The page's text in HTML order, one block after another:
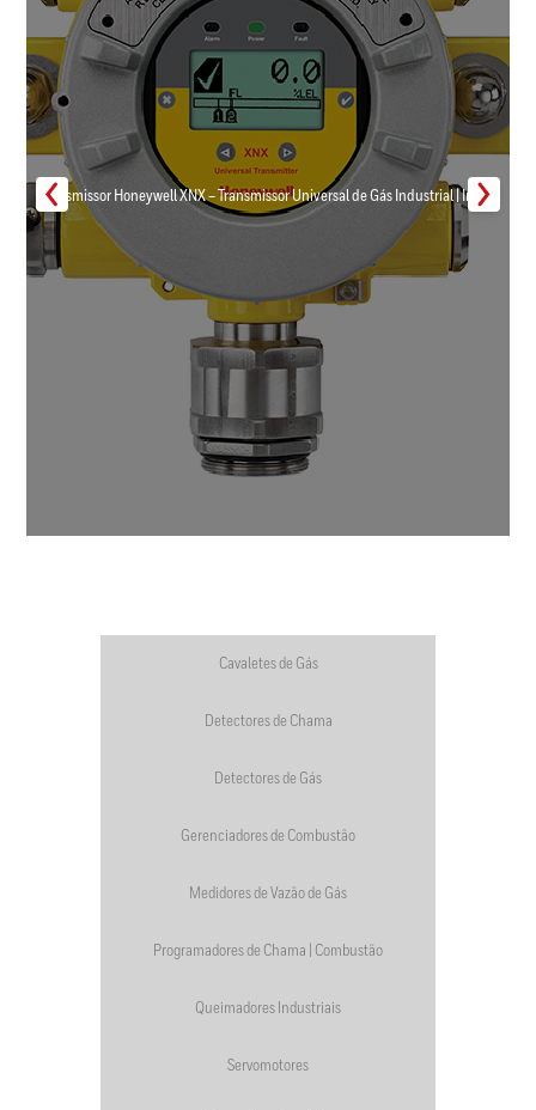
Transmissor Honeywell XNX – Transmissor Universal de Gás Industrial | Inmar
Cavaletes de Gás
Detectores de Chama
Detectores de Gás
Gerenciadores de Combustão
Medidores de Vazão de Gás
Programadores de Chama | Combustão
Queimadores Industriais
Servomotores